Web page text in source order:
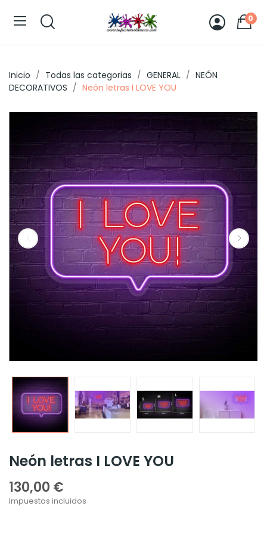
0
Inicio Todas las categorias GENERAL
NEÓN
DECORATIVOS
Neón letras I LOVE YOU
Neón letras I LOVE YOU
130,00 €
Impuestos incluidos